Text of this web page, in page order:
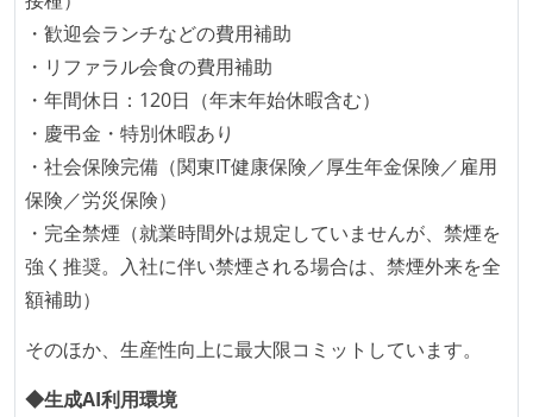
イベントへの業務参加やチケット負担など、会社とし
て、大規模カンファレンスへの参加を支援する制度が
ある
入社時には、各自希望のスペックの PC やディスプレ
イが支給される
ストックオプションまたは自社株購入支援制度がある
選考プロセス
技術面接がある（既存コードのレビュー、DB・アーキ
テクチャ設計の口頭試問など）
職業安定法に対応する記載事項
主な休暇：年末年始、夏季、慶弔休暇など
・歓迎会ランチなどの費用補助
・リファラル会食の費用補助
・年間休日：120日（年末年始休暇含む）
・慶弔金・特別休暇あり
・社会保険完備（関東IT健康保険／厚生年金保険／雇用
保険／労災保険）
・完全禁煙（就業時間外は規定していませんが、禁煙を
強く推奨。入社に伴い禁煙される場合は、禁煙外来を全
額補助）
そのほか、生産性向上に最大限コミットしています。
◆生成AI利用環境